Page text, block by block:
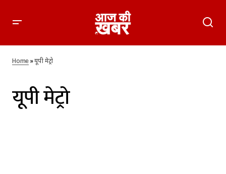
Home»यूपी मेट्रो
यूपी मेट्रो